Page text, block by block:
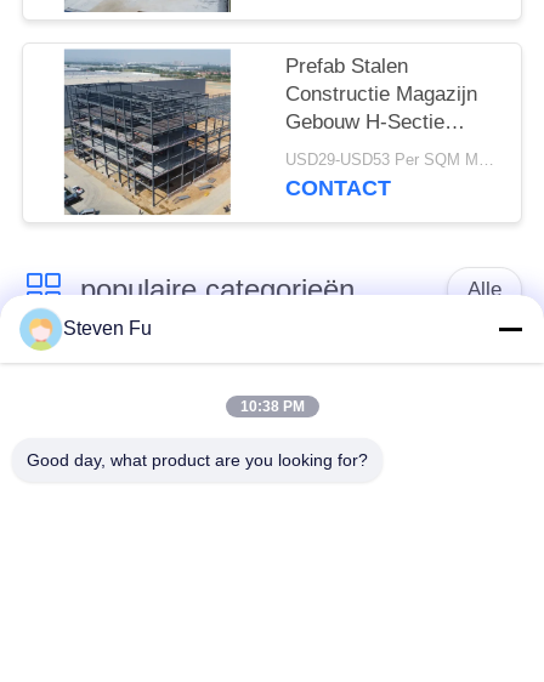
Prefab Stalen
Constructie Magazijn
Gebouw H-Sectie
Balken
USD29-USD53 Per SQM MOQ:500 vierkante meter
CONTACT
populaire categorieën Alle
stalen structuur
De Workshop van de
staalstructuur
de bouw van de
De vervaardiging van
Steven Fu
10:38 PM
Good day, what product are you looking for?